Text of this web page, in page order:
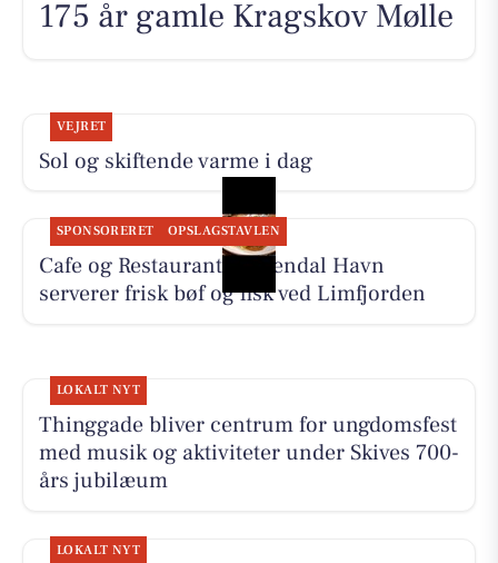
175 år gamle Kragskov Mølle
VEJRET
Sol og skiftende varme i dag
SPONSORERET OPSLAGSTAVLEN
Cafe og Restaurant Gyldendal Havn
serverer frisk bøf og fisk ved Limfjorden
LOKALT NYT
Thinggade bliver centrum for ungdomsfest
med musik og aktiviteter under Skives 700-
års jubilæum
LOKALT NYT